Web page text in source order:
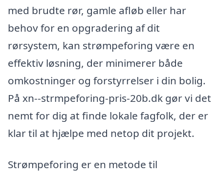
med brudte rør, gamle afløb eller har
behov for en opgradering af dit
rørsystem, kan strømpeforing være en
effektiv løsning, der minimerer både
omkostninger og forstyrrelser i din bolig.
På xn--strmpeforing-pris-20b.dk gør vi det
nemt for dig at finde lokale fagfolk, der er
klar til at hjælpe med netop dit projekt.
Strømpeforing er en metode til